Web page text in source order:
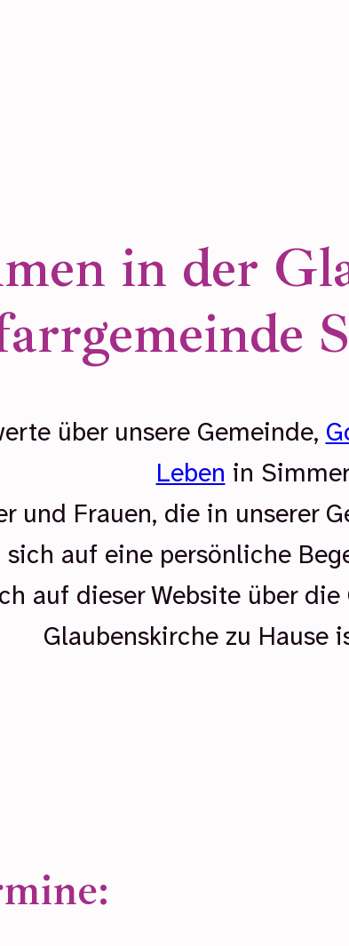
in der
über unsere Gemeinde,
Leben in
und Frauen, die in unserer
auf eine persönliche
auf dieser Website über
Glaubenskirche zu Hause